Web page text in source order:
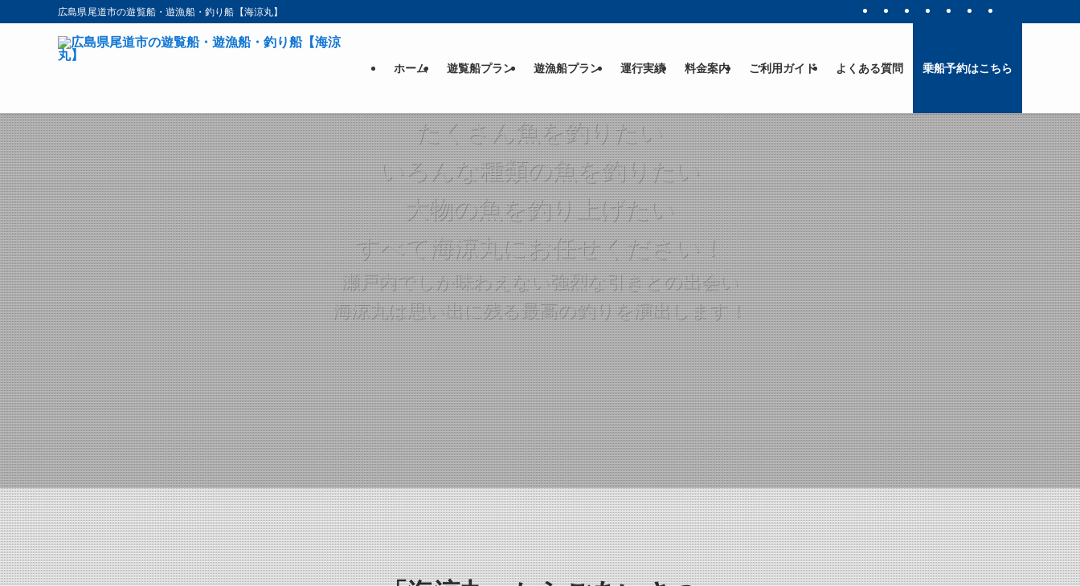
広島県尾道市の遊覧船・遊漁船・釣り船【海涼丸】
ホーム 遊覧船プラン 遊漁船プラン 運行実績 料金案内 ご利用ガイド よくある質問 乗船予約はこちら
たくさん魚を釣りたい
いろんな種類の魚を釣りたい
大物の魚を釣り上げたい
すべて海涼丸にお任せください！
瀬戸内でしか味わえない強烈な引きとの出会い
海涼丸は思い出に残る最高の釣りを演出します！